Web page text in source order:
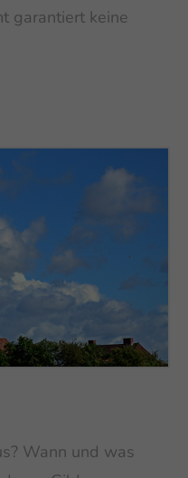
garantiert keine
Wann und was